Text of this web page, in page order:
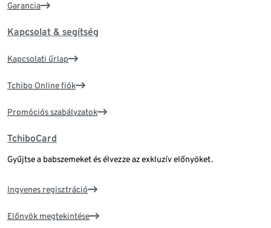
Garancia
Kapcsolat & segítség
Kapcsolati űrlap
Tchibo Online fiók
Promóciós szabályzatok
TchiboCard
Gyűjtse a babszemeket és élvezze az exkluzív előnyöket.
Ingyenes regisztráció
Előnyök megtekintése